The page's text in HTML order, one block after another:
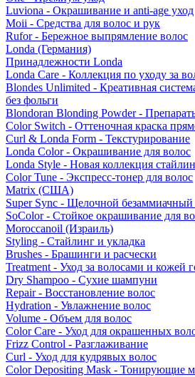
Luviona - Окрашивание и anti-age уход
Moii - Средства для волос и рук
Rufor - Бережное выпрямление волос
Londa (Германия)
Принадлежности Londa
Londa Care - Коллекция по уходу за
Blondes Unlimited - Креативная
без фольги
Blondoran Blonding Powder -
Color Switch - Оттеночная краска
Curl & Londa Form - Текстурирование
Londa Color - Окрашивание для волос
Londa Style - Новая коллекция
Color Tune - Экспресс-тонер для волос
Matrix (США)
Super Sync - Щелочной безаммиачный
SoColor - Стойкое окрашивание для
Moroccanoil (Израиль)
Styling - Стайлинг и укладка
Brushes - Брашинги и расчески
Treatment - Уход за волосами и кожей
Dry Shampoo - Сухие шампуни
Repair - Восстановление волос
Hydration - Увлажнение волос
Volume - Объем для волос
Color Care - Уход для окрашенных
Frizz Control - Разглаживание
Curl - Уход для кудрявых волос
Color Depositing Mask - Тонирующие